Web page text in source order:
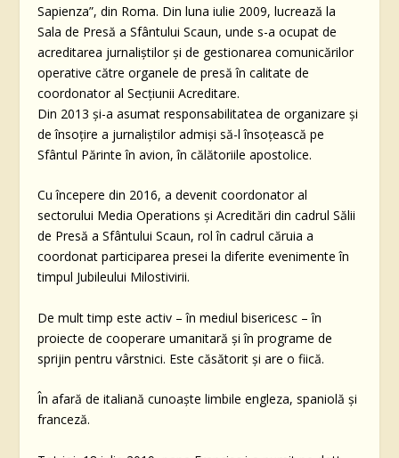
Sapienza”, din Roma. Din luna iulie 2009, lucrează la
Sala de Presă a Sfântului Scaun, unde s-a ocupat de
acreditarea jurnaliştilor şi de gestionarea comunicărilor
operative către organele de presă în calitate de
coordonator al Secţiunii Acreditare.
Din 2013 şi-a asumat responsabilitatea de organizare şi
de însoţire a jurnaliştilor admişi să-l însoţească pe
Sfântul Părinte în avion, în călătoriile apostolice.
Cu începere din 2016, a devenit coordonator al
sectorului Media Operations şi Acreditări din cadrul Sălii
de Presă a Sfântului Scaun, rol în cadrul căruia a
coordonat participarea presei la diferite evenimente în
timpul Jubileului Milostivirii.
De mult timp este activ – în mediul bisericesc – în
proiecte de cooperare umanitară şi în programe de
sprijin pentru vârstnici. Este căsătorit şi are o fiică.
În afară de italiană cunoaşte limbile engleza, spaniolă şi
franceză.